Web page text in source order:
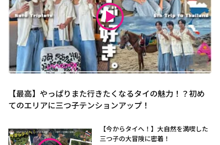
【最高】やっぱりまた行きたくなるタイの魅力！？初め
てのエリアに三つ子テンションアップ！
【今からタイへ！】大自然を満喫した
三つ子の大冒険に密着！